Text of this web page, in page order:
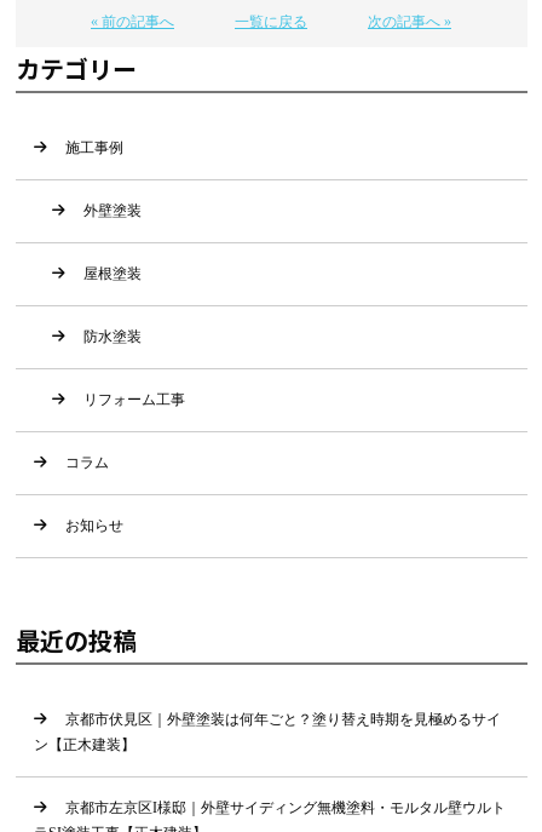
« 前の記事へ 一覧に戻る 次の記事へ »
カテゴリー
施工事例
外壁塗装
屋根塗装
防水塗装
リフォーム工事
コラム
お知らせ
最近の投稿
京都市伏見区｜外壁塗装は何年ごと？塗り替え時期を見極めるサイ
ン【正木建装】
京都市左京区I様邸｜外壁サイディング無機塗料・モルタル壁ウルト